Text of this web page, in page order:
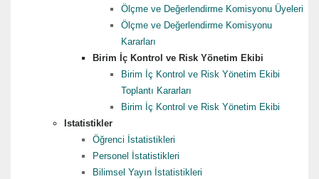
Ölçme ve Değerlendirme Komisyonu Üyeleri
Ölçme ve Değerlendirme Komisyonu
Kararları
Birim İç Kontrol ve Risk Yönetim Ekibi
Birim İç Kontrol ve Risk Yönetim Ekibi
Toplantı Kararları
Birim İç Kontrol ve Risk Yönetim Ekibi
Istatistikler
Öğrenci İstatistikleri
Personel İstatistikleri
Bilimsel Yayın İstatistikleri